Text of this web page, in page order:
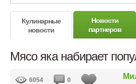
Кулинарные
новости
Новости
партнеров
Мясо яка набирает
6054 0